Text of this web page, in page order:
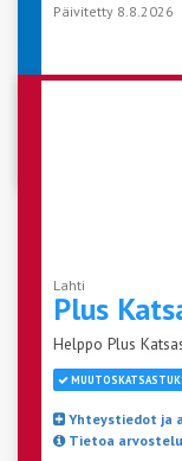
Päivitetty 8.8.2026
Lahti
Plus
Helppo Plus
Yhteystiedot ja
Tietoa